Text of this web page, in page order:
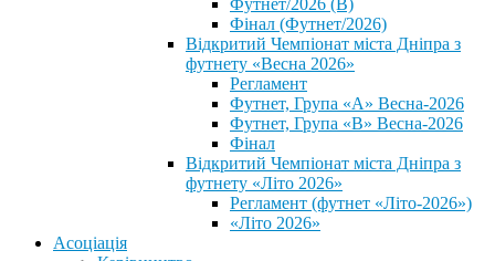
Футнет/2026 (В)
Фінал (Футнет/2026)
Відкритий Чемпіонат міста Дніпра з
футнету «Весна 2026»
Регламент
Футнет, Група «А» Весна-2026
Футнет, Група «В» Весна-2026
Фінал
Відкритий Чемпіонат міста Дніпра з
футнету «Літо 2026»
Регламент (футнет «Літо-2026»)
«Літо 2026»
Асоціація